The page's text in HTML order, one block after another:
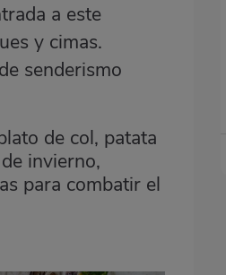
a este
y cimas.
senderismo
de col, patata
invierno,
para combatir el